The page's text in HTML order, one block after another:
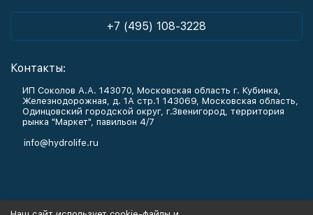
+7 (495) 108-3228
Контакты:
ИП Соколов А.А. 143070, Московская область г. Кубинка,
Железнодорожная, д. 1А стр.1 143069, Московская область,
Одинцовский городской округ, г.Звенигород, территория
рынка "Маркет", павильон 4/7
info@hydrolife.ru